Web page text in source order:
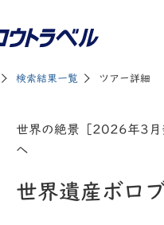
検索結果一覧 ツアー詳細
世界の絶景［2026年3月
へ
世界遺産ボロ